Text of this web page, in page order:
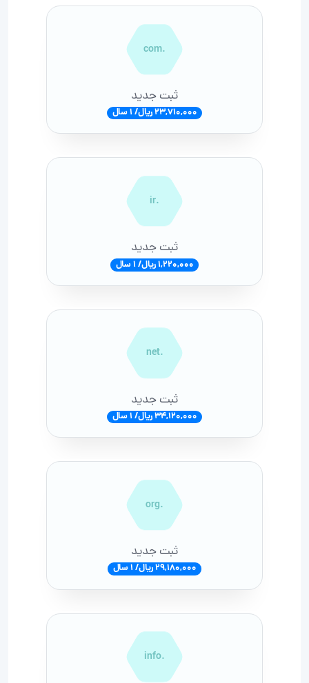
.com
ثبت جدید
23,710,000 ریال/ 1 سال
.ir
ثبت جدید
1,220,000 ریال/ 1 سال
.net
ثبت جدید
34,120,000 ریال/ 1 سال
.org
ثبت جدید
29,180,000 ریال/ 1 سال
.info